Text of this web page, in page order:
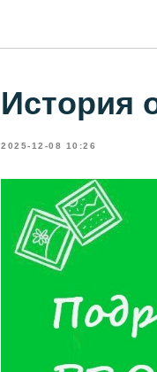
История
2025-12-08 10:26